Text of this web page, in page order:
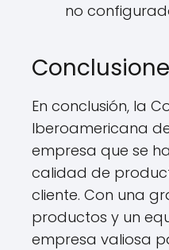
no
En conclusión, la
Iberoamericana
empresa que se
calidad de
cliente. Con una
productos y un
empresa valiosa